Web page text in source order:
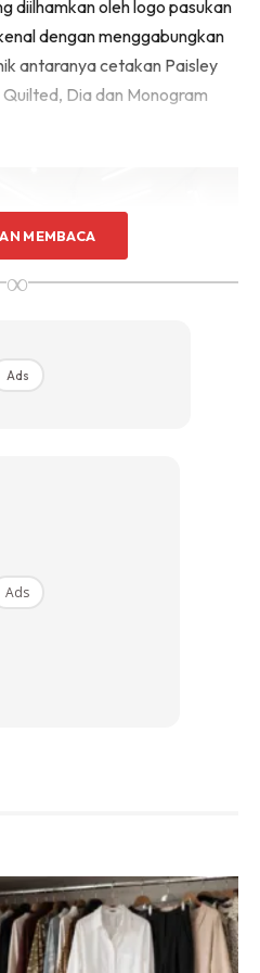
diilhamkan oleh logo pasukan
dengan menggabungkan
antaranya cetakan Paisley
Dia dan Monogram
paling ideal bagi Hijabi yang
MEMBACA
∞
Ads
Ads